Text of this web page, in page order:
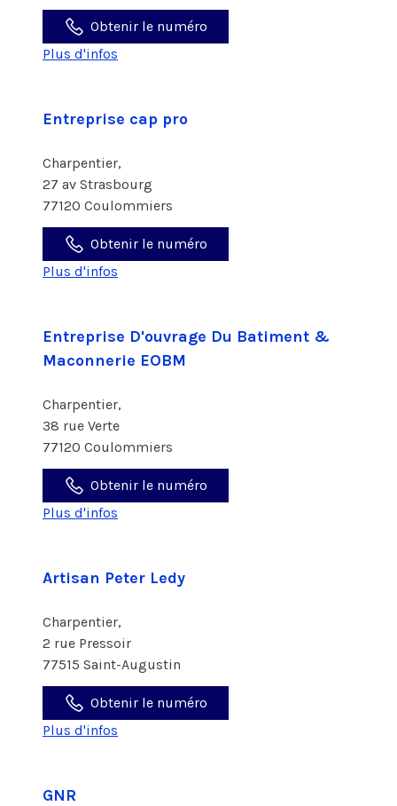
Obtenir le numéro
Plus d'infos
Entreprise cap pro
Charpentier,
27 av Strasbourg
77120 Coulommiers
Obtenir le numéro
Plus d'infos
Entreprise D'ouvrage Du Batiment &
Maconnerie EOBM
Charpentier,
38 rue Verte
77120 Coulommiers
Obtenir le numéro
Plus d'infos
Artisan Peter Ledy
Charpentier,
2 rue Pressoir
77515 Saint-Augustin
Obtenir le numéro
Plus d'infos
GNR